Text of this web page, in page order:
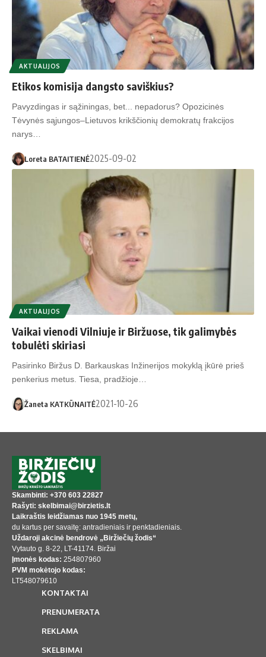
AKTUALIJOS
Etikos komisija dangsto saviškius?
Pavyzdingas ir sąžiningas, bet... nepadorus? Opozicinės
Tėvynės sąjungos–Lietuvos krikščionių demokratų frakcijos
narys…
Loreta BATAITIENĖ2025-09-02
AKTUALIJOS
Vaikai vienodi Vilniuje ir Biržuose, tik galimybės
tobulėti skiriasi
Pasirinko Biržus D. Barkauskas Inžinerijos mokyklą įkūrė prieš
penkerius metus. Tiesa, pradžioje…
Žaneta KATKŪNAITĖ2021-10-26
Skambinti: +370 603 22827
Rašyti: skelbimai@birzietis.lt
Laikraštis leidžiamas nuo 1945 metų,
du kartus per savaitę: antradieniais ir penktadieniais.
Uždaroji akcinė bendrovė „Biržiečių žodis“
Vytauto g. 8-22, LT-41174. Biržai
Įmonės kodas: 254807960
PVM mokėtojo kodas:
LT548079610
KONTAKTAI
PRENUMERATA
REKLAMA
SKELBIMAI